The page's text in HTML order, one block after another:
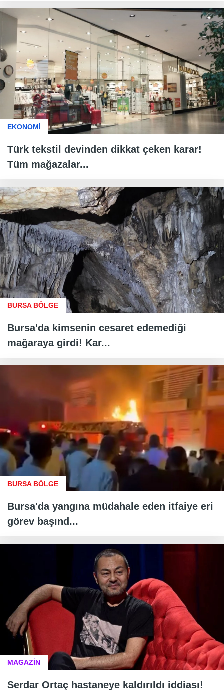
EKONOMİ
Türk tekstil devinden dikkat çeken karar!
Tüm mağazalar...
BURSA BÖLGE
Bursa'da kimsenin cesaret edemediği
mağaraya girdi! Kar...
BURSA BÖLGE
Bursa'da yangına müdahale eden itfaiye eri
görev başınd...
MAGAZİN
Serdar Ortaç hastaneye kaldırıldı iddiası!